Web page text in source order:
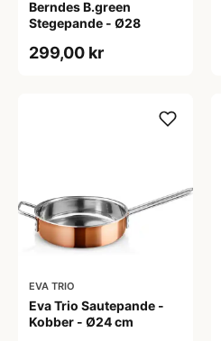
Berndes B.green
Stegepande - Ø28
299,00 kr
EVA TRIO
Eva Trio Sautepande -
Kobber - Ø24 cm